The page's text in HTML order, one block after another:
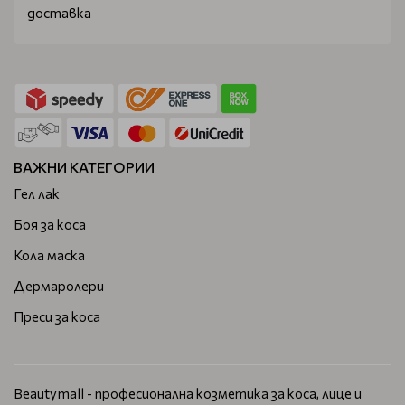
доставка
ВАЖНИ КАТЕГОРИИ
Гел лак
Боя за коса
Кола маска
Дермаролери
Преси за коса
Beautymall - професионална козметика за коса, лице и